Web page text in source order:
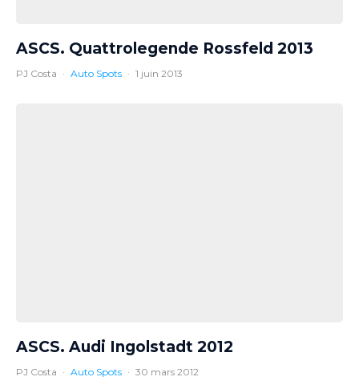
ASCS. Quattrolegende Rossfeld 2013
PJ Costa · Auto Spots · 1 juin 2013
ASCS. Audi Ingolstadt 2012
PJ Costa · Auto Spots · 30 mars 2012